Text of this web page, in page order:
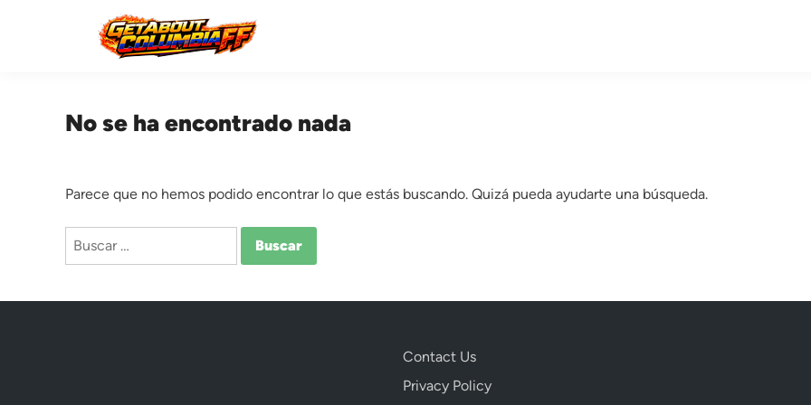
No se ha encontrado nada
Parece que no hemos podido encontrar lo que estás buscando. Quizá pueda ayudarte una búsqueda.
Buscar:
Contact Us
Privacy Policy